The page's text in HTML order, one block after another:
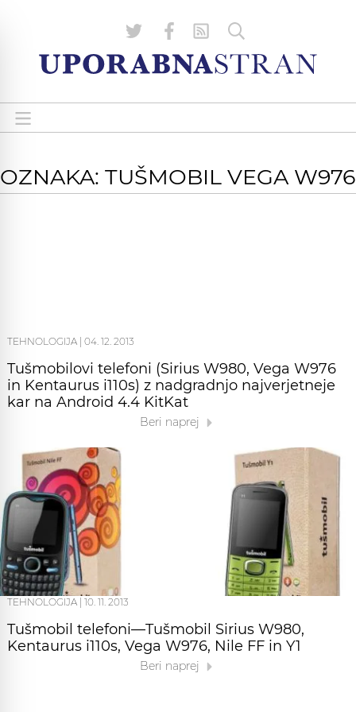
OZNAKA: TUŠMOBIL VEGA W976
TEHNOLOGIJA 04. 12. 2013
Tušmobilovi telefoni (Sirius W980, Vega W976
in Kentaurus i110s) z nadgradnjo najverjetneje
kar na Android 4.4 KitKat
Beri naprej
TEHNOLOGIJA 10. 11. 2013
Tušmobil telefoni—Tušmobil Sirius W980,
Kentaurus i110s, Vega W976, Nile FF in Y1
Beri naprej